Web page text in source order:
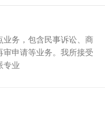
业务，包含民事诉讼、商
申请等业务。我所接受
专业